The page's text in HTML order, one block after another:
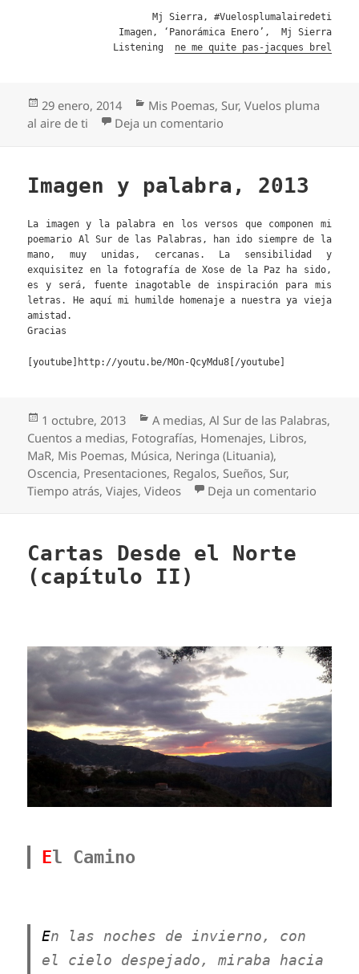
Mj Sierra, #Vuelosplumalairedeti
Imagen, ‘Panorámica Enero’, Mj Sierra
Listening
ne me quite pas-jacques brel
Publicado
el
29 enero, 2014 Categorías
Mis Poemas, Sur,Vuelos pluma
al aire de ti
Deja un comentario
Imagen y palabra, 2013
La imagen y la palabra en los versos que componen mi
poemario Al Sur de las Palabras, han ido siempre de la
mano, muy unidas, cercanas. La sensibilidad y
exquisitez en la fotografía de Xose de la Paz ha sido,
es y será, fuente inagotable de inspiración para mis
letras. He aquí mi humilde homenaje a nuestra ya vieja
amistad.
Gracias
[youtube]http://youtu.be/MOn-QcyMdu8[/youtube]
Publicado
el
1 octubre, 2013 Categorías
A medias,Al Sur de las Palabras,
Cuentos a medias, Fotografías, Homenajes, Libros,
MaR, Mis Poemas, Música, Neringa (Lituania),
Oscencia, Presentaciones, Regalos, Sueños, Sur,
Tiempo atrás,Viajes,Videos Deja un comentario
Cartas Desde el Norte
(capítulo II)
El Camino
En las noches de invierno, con
el cielo despejado, miraba hacia